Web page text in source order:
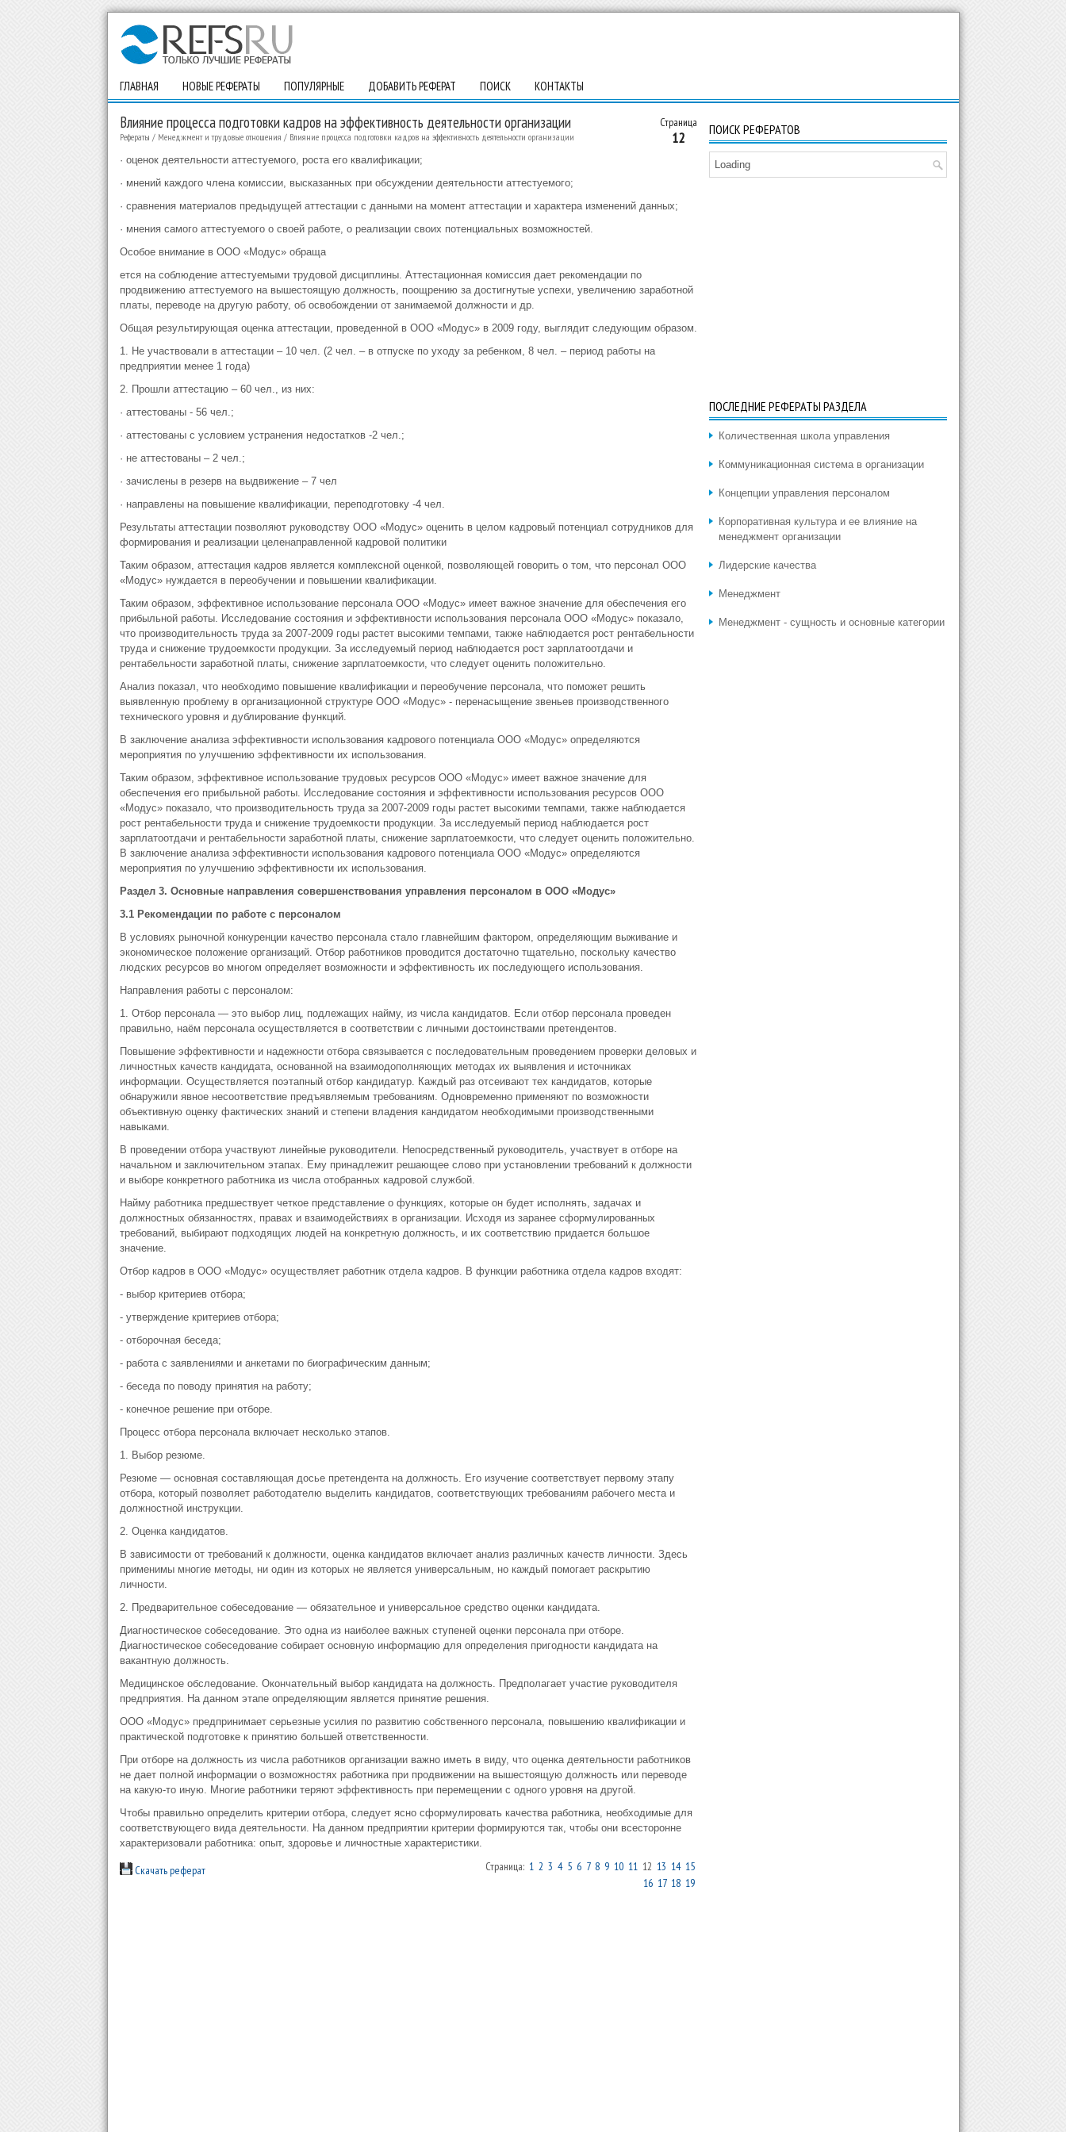
ГЛАВНАЯ НОВЫЕ РЕФЕРАТЫ ПОПУЛЯРНЫЕ ДОБАВИТЬ РЕФЕРАТ ПОИСК КОНТАКТЫ
Страница
12
Влияние процесса подготовки кадров на эффективность деятельности организации
Рефераты / Менеджмент и трудовые отношения / Влияние процесса подготовки кадров на эффективность деятельности организации
· оценок деятельности аттестуемого, роста его квалификации;
· мнений каждого члена комиссии, высказанных при обсуждении деятельности аттестуемого;
· сравнения материалов предыдущей аттестации с данными на момент аттестации и характера изменений данных;
· мнения самого аттестуемого о своей работе, о реализации своих потенциальных возможностей.
Особое внимание в ООО «Модус» обраща
ется на соблюдение аттестуемыми трудовой дисциплины. Аттестационная комиссия дает рекомендации по
продвижению аттестуемого на вышестоящую должность, поощрению за достигнутые успехи, увеличению заработной
платы, переводе на другую работу, об освобождении от занимаемой должности и др.
Общая результирующая оценка аттестации, проведенной в ООО «Модус» в 2009 году, выглядит следующим образом.
1. Не участвовали в аттестации – 10 чел. (2 чел. – в отпуске по уходу за ребенком, 8 чел. – период работы на
предприятии менее 1 года)
2. Прошли аттестацию – 60 чел., из них:
· аттестованы - 56 чел.;
· аттестованы с условием устранения недостатков -2 чел.;
· не аттестованы – 2 чел.;
· зачислены в резерв на выдвижение – 7 чел
· направлены на повышение квалификации, переподготовку -4 чел.
Результаты аттестации позволяют руководству ООО «Модус» оценить в целом кадровый потенциал сотрудников для
формирования и реализации целенаправленной кадровой политики
Таким образом, аттестация кадров является комплексной оценкой, позволяющей говорить о том, что персонал ООО
«Модус» нуждается в переобучении и повышении квалификации.
Таким образом, эффективное использование персонала ООО «Модус» имеет важное значение для обеспечения его
прибыльной работы. Исследование состояния и эффективности использования персонала ООО «Модус» показало,
что производительность труда за 2007-2009 годы растет высокими темпами, также наблюдается рост рентабельности
труда и снижение трудоемкости продукции. За исследуемый период наблюдается рост зарплатоотдачи и
рентабельности заработной платы, снижение зарплатоемкости, что следует оценить положительно.
Анализ показал, что необходимо повышение квалификации и переобучение персонала, что поможет решить
выявленную проблему в организационной структуре ООО «Модус» - перенасыщение звеньев производственного
технического уровня и дублирование функций.
В заключение анализа эффективности использования кадрового потенциала ООО «Модус» определяются
мероприятия по улучшению эффективности их использования.
Таким образом, эффективное использование трудовых ресурсов ООО «Модус» имеет важное значение для
обеспечения его прибыльной работы. Исследование состояния и эффективности использования ресурсов ООО
«Модус» показало, что производительность труда за 2007-2009 годы растет высокими темпами, также наблюдается
рост рентабельности труда и снижение трудоемкости продукции. За исследуемый период наблюдается рост
зарплатоотдачи и рентабельности заработной платы, снижение зарплатоемкости, что следует оценить положительно.
В заключение анализа эффективности использования кадрового потенциала ООО «Модус» определяются
мероприятия по улучшению эффективности их использования.
Раздел 3. Основные направления совершенствования управления персоналом в ООО «Модус»
3.1 Рекомендации по работе с персоналом
В условиях рыночной конкуренции качество персонала стало главнейшим фактором, определяющим выживание и
экономическое положение организаций. Отбор работников проводится достаточно тщательно, поскольку качество
людских ресурсов во многом определяет возможности и эффективность их последующего использования.
Направления работы с персоналом:
1. Отбор персонала — это выбор лиц, подлежащих найму, из числа кандидатов. Если отбор персонала проведен
правильно, наём персонала осуществляется в соответствии с личными достоинствами претендентов.
Повышение эффективности и надежности отбора связывается с последовательным проведением проверки деловых и
личностных качеств кандидата, основанной на взаимодополняющих методах их выявления и источниках
информации. Осуществляется поэтапный отбор кандидатур. Каждый раз отсеивают тех кандидатов, которые
обнаружили явное несоответствие предъявляемым требованиям. Одновременно применяют по возможности
объективную оценку фактических знаний и степени владения кандидатом необходимыми производственными
навыками.
В проведении отбора участвуют линейные руководители. Непосредственный руководитель, участвует в отборе на
начальном и заключительном этапах. Ему принадлежит решающее слово при установлении требований к должности
и выборе конкретного работника из числа отобранных кадровой службой.
Найму работника предшествует четкое представление о функциях, которые он будет исполнять, задачах и
должностных обязанностях, правах и взаимодействиях в организации. Исходя из заранее сформулированных
требований, выбирают подходящих людей на конкретную должность, и их соответствию придается большое
значение.
Отбор кадров в ООО «Модус» осуществляет работник отдела кадров. В функции работника отдела кадров входят:
- выбор критериев отбора;
- утверждение критериев отбора;
- отборочная беседа;
- работа с заявлениями и анкетами по биографическим данным;
- беседа по поводу принятия на работу;
- конечное решение при отборе.
Процесс отбора персонала включает несколько этапов.
1. Выбор резюме.
Резюме — основная составляющая досье претендента на должность. Его изучение соответствует первому этапу
отбора, который позволяет работодателю выделить кандидатов, соответствующих требованиям рабочего места и
должностной инструкции.
2. Оценка кандидатов.
В зависимости от требований к должности, оценка кандидатов включает анализ различных качеств личности. Здесь
применимы многие методы, ни один из которых не является универсальным, но каждый помогает раскрытию
личности.
2. Предварительное собеседование — обязательное и универсальное средство оценки кандидата.
Диагностическое собеседование. Это одна из наиболее важных ступеней оценки персонала при отборе.
Диагностическое собеседование собирает основную информацию для определения пригодности кандидата на
вакантную должность.
Медицинское обследование. Окончательный выбор кандидата на должность. Предполагает участие руководителя
предприятия. На данном этапе определяющим является принятие решения.
ООО «Модус» предпринимает серьезные усилия по развитию собственного персонала, повышению квалификации и
практической подготовке к принятию большей ответственности.
При отборе на должность из числа работников организации важно иметь в виду, что оценка деятельности работников
не дает полной информации о возможностях работника при продвижении на вышестоящую должность или переводе
на какую-то иную. Многие работники теряют эффективность при перемещении с одного уровня на другой.
Чтобы правильно определить критерии отбора, следует ясно сформулировать качества работника, необходимые для
соответствующего вида деятельности. На данном предприятии критерии формируются так, чтобы они всесторонне
характеризовали работника: опыт, здоровье и личностные характеристики.
Скачать реферат Страница: 1 2 3 4 5 6 7 8 9 10 1112 13 14 15
16 17 18 19
ПОИСК РЕФЕРАТОВ
Loading
ПОСЛЕДНИЕ РЕФЕРАТЫ РАЗДЕЛА
Количественная школа управления
Коммуникационная система в организации
Концепции управления персоналом
Корпоративная культура и ее влияние на
менеджмент организации
Лидерские качества
Менеджмент
Менеджмент - сущность и основные категории